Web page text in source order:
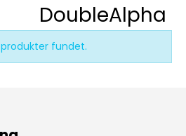
DoubleAlpha
fundet.